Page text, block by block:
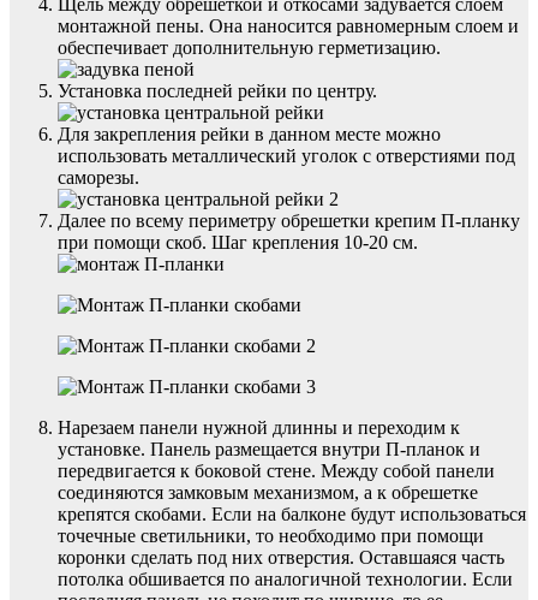
Щель между обрешеткой и откосами задувается слоем
монтажной пены. Она наносится равномерным слоем и
обеспечивает дополнительную герметизацию.
Установка последней рейки по центру.
Для закрепления рейки в данном месте можно
использовать металлический уголок с отверстиями под
саморезы.
Далее по всему периметру обрешетки крепим П-планку
при помощи скоб. Шаг крепления 10-20 см.
Нарезаем панели нужной длинны и переходим к
установке. Панель размещается внутри П-планок и
передвигается к боковой стене. Между собой панели
соединяются замковым механизмом, а к обрешетке
крепятся скобами. Если на балконе будут использоваться
точечные светильники, то необходимо при помощи
коронки сделать под них отверстия. Оставшаяся часть
потолка обшивается по аналогичной технологии. Если